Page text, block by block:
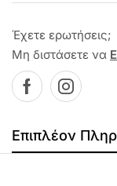
Έχετε ερωτήσεις;
Μη διστάσετε να
Επιπλέον